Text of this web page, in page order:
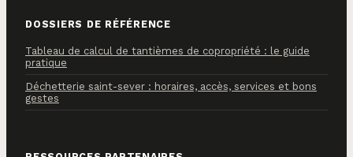
DOSSIERS DE RÉFÉRENCE
Tableau de calcul de tantièmes de copropriété : le guide
pratique
Déchetterie saint-sever : horaires, accès, services et bons
gestes